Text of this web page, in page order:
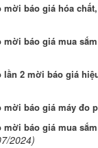
báo giá hóa
báo giá mua
2 mời báo giá
mời báo giá máy đo
báo giá mua
2024)